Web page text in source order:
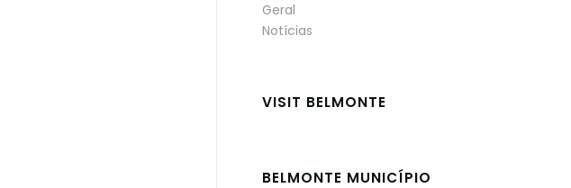
Geral
Notícias
VISIT BELMONTE
BELMONTE MUNICÍPIO